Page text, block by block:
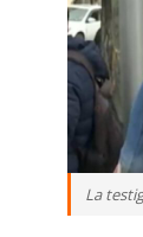
La